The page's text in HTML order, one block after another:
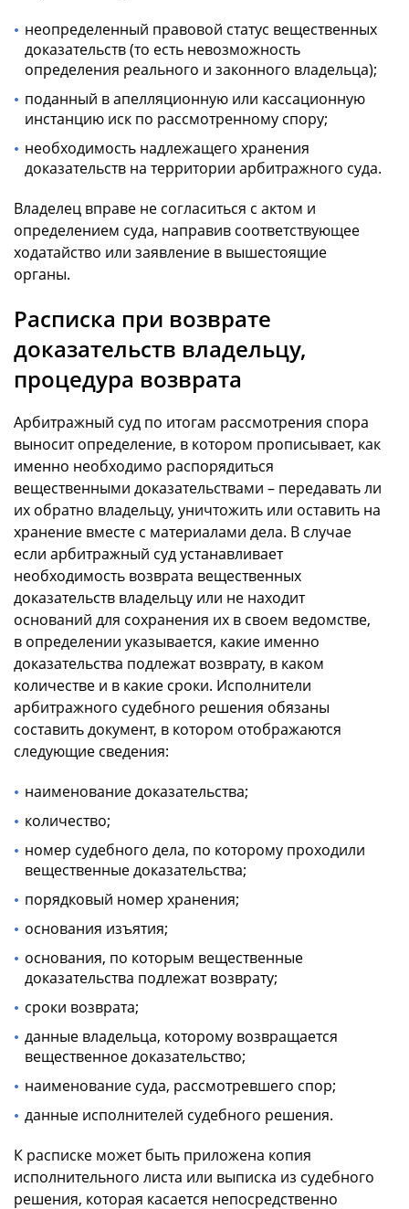
неопределенный правовой статус вещественных
доказательств (то есть невозможность
определения реального и законного владельца);
поданный в апелляционную или кассационную
инстанцию иск по рассмотренному спору;
необходимость надлежащего хранения
доказательств на территории арбитражного суда.
Владелец вправе не согласиться с актом и
определением суда, направив соответствующее
ходатайство или заявление в вышестоящие
органы.
Расписка при возврате
доказательств владельцу,
процедура возврата
Арбитражный суд по итогам рассмотрения спора
выносит определение, в котором прописывает, как
именно необходимо распорядиться
вещественными доказательствами – передавать ли
их обратно владельцу, уничтожить или оставить на
хранение вместе с материалами дела. В случае
если арбитражный суд устанавливает
необходимость возврата вещественных
доказательств владельцу или не находит
оснований для сохранения их в своем ведомстве,
в определении указывается, какие именно
доказательства подлежат возврату, в каком
количестве и в какие сроки. Исполнители
арбитражного судебного решения обязаны
составить документ, в котором отображаются
следующие сведения:
наименование доказательства;
количество;
номер судебного дела, по которому проходили
вещественные доказательства;
порядковый номер хранения;
основания изъятия;
основания, по которым вещественные
доказательства подлежат возврату;
сроки возврата;
данные владельца, которому возвращается
вещественное доказательство;
наименование суда, рассмотревшего спор;
данные исполнителей судебного решения.
К расписке может быть приложена копия
исполнительного листа или выписка из судебного
решения, которая касается непосредственно